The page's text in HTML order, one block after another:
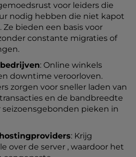
voor leiders die
nodig hebben die niet kapot
bieden een basis voor
constante migraties of
: Online winkels
downtime veroorloven.
zorgen voor sneller laden van
en de bandbreedte
seizoensgebonden pieken in
: Krijg
over de server , waardoor het